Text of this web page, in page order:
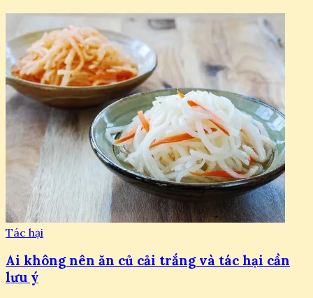
Tác hại
Ai không nên ăn củ cải trắng và tác hại cần
lưu ý